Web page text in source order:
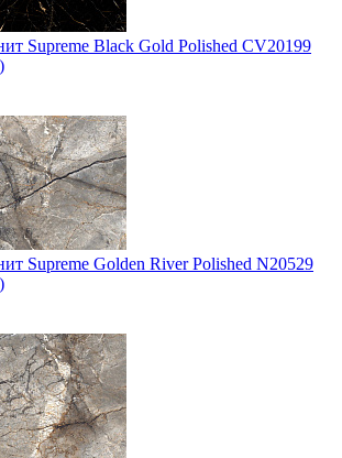
Supreme Black Gold Polished CV20199
Supreme Golden River Polished N20529